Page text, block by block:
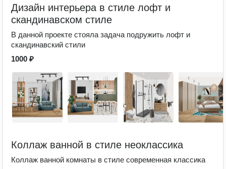
Дизайн интерьера в стиле лофт и
скандинавском стиле
В данной проекте стояла задача подружить лофт и
скандинавский стили
1000 ₽
Коллаж ванной в стиле неоклассика
Коллаж ванной комнаты в стиле современная классика